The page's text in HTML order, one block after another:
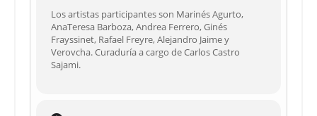
Los artistas participantes son Marinés Agurto,
AnaTeresa Barboza, Andrea Ferrero, Ginés
Frayssinet, Rafael Freyre, Alejandro Jaime y
Verovcha. Curaduría a cargo de Carlos Castro
Sajami.